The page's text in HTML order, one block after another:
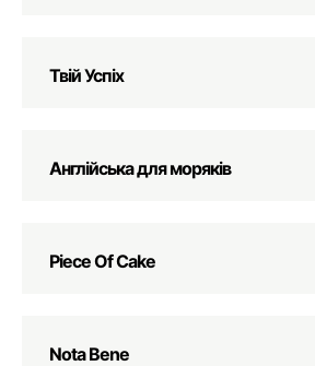
Твій Успіх
Англійська для моряків
Piece Of Cake
Nota Bene